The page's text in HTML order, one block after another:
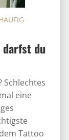
darfst du
Schlechtes
eine
Tattoo